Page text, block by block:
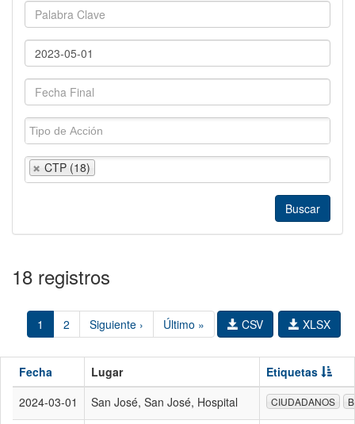
CTP (18)
18 registros
1 2 Siguiente › Último » XLSX
CSV
Fecha Lugar
Etiquetas
2024-03-01
San José, San José, Hospital CIUDADANOS